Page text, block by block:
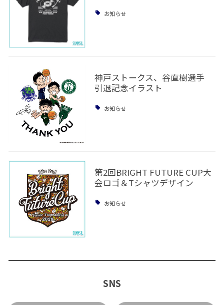
お知らせ
神戸ストークス、谷直樹選手
引退記念イラスト
お知らせ
第2回BRIGHT FUTURE CUP大
会ロゴ＆Tシャツデザイン
お知らせ
SNS